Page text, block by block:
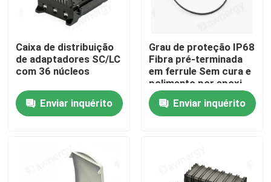
Casa
Produtos
Caixa de distribuição
de adaptadores SC/LC
com 36 núcleos
Enviar inquérito
Grau de proteção IP68
Fibra pré-terminada
em ferrule Sem cura e
polimento por epoxi
com materiais de
caixa PC ABS
Enviar inquérito